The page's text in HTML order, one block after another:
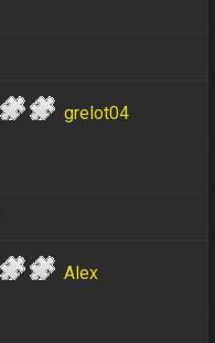
grelot04
Alex